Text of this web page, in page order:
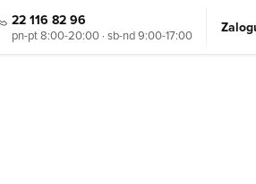
22 116 82 96
pn-pt 8:00-20:00 · sb-nd 9:00-17:00